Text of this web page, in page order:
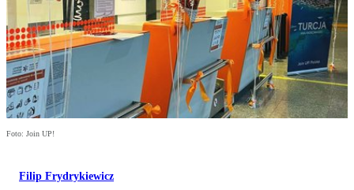
Foto: Join UP!
Filip Frydrykiewicz